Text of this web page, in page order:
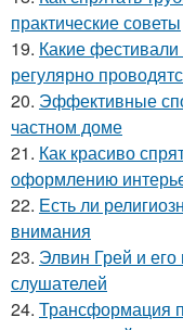
практические советы
19. Какие
регулярно
20. Эффективные
частном доме
21. Как красиво
оформлению
22. Есть ли
внимания
23. Элвин Грей и его
слушателей
24. Трансформация